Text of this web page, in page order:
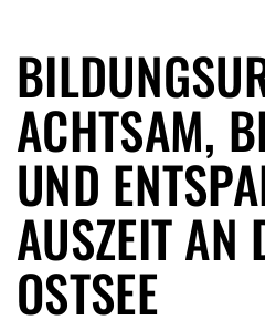
ACHTSAM,
UND
AUSZEIT AN
OSTSEE